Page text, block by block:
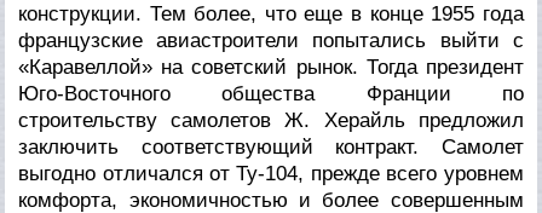
конструкции. Тем более, что еще в конце 1955 года
французские авиастроители попытались выйти с
«Каравеллой» на советский рынок. Тогда президент
Юго-Восточного общества Франции по
строительству самолетов Ж. Херайль предложил
заключить соответствующий контракт. Самолет
выгодно отличался от Ту-104, прежде всего уровнем
комфорта, экономичностью и более совершенным